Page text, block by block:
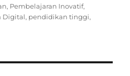
, Pembelajaran Inovatif,
Digital, pendidikan tinggi,